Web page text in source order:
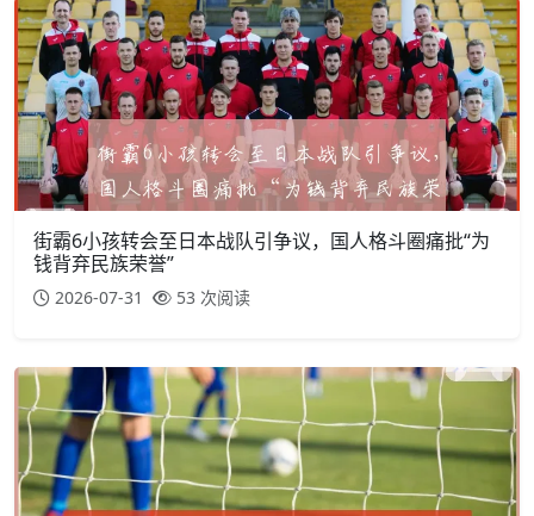
街霸6小孩转会至日本战队引争议，国人格斗圈痛批“为
钱背弃民族荣誉”
2026-07-31 53 次阅读